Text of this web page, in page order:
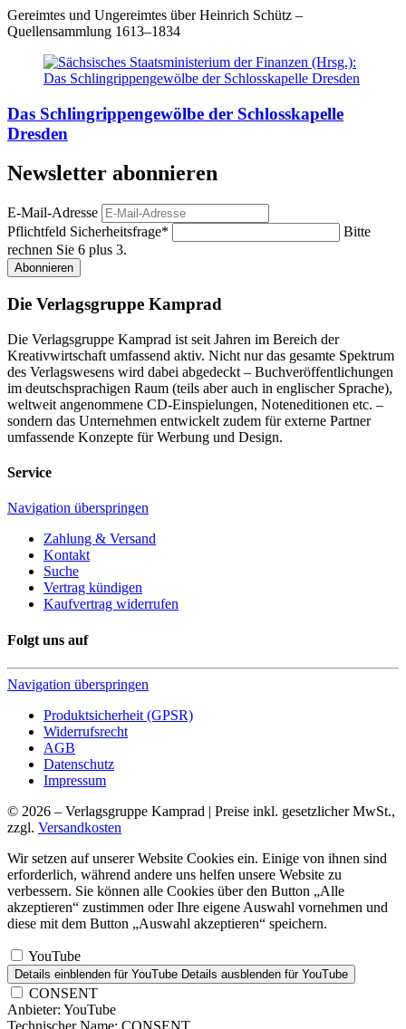
Gereimtes und Ungereimtes über Heinrich Schütz –
Quellensammlung 1613–1834
Das Schlingrippengewölbe der Schlosskapelle
Dresden
Newsletter abonnieren
E-Mail-Adresse
Pflichtfeld Sicherheitsfrage*
Bitte
rechnen Sie 6 plus 3.
Abonnieren
Die Verlagsgruppe Kamprad
Die Verlagsgruppe Kamprad ist seit Jahren im Bereich der
Kreativwirtschaft umfassend aktiv. Nicht nur das gesamte Spektrum
des Verlagswesens wird dabei abgedeckt – Buchveröffentlichungen
im deutschsprachigen Raum (teils aber auch in englischer Sprache),
weltweit angenommene CD-Einspielungen, Noteneditionen etc. –
sondern das Unternehmen entwickelt zudem für externe Partner
umfassende Konzepte für Werbung und Design.
Service
Navigation überspringen
Zahlung & Versand
Kontakt
Suche
Vertrag kündigen
Kaufvertrag widerrufen
Folgt uns auf
Navigation überspringen
Produktsicherheit (GPSR)
Widerrufsrecht
AGB
Datenschutz
Impressum
© 2026 – Verlagsgruppe Kamprad | Preise inkl. gesetzlicher MwSt.,
zzgl. Versandkosten
Wir setzen auf unserer Website Cookies ein. Einige von ihnen sind
erforderlich, während andere uns helfen unsere Website zu
verbessern. Sie können alle Cookies über den Button „Alle
akzeptieren“ zustimmen oder Ihre eigene Auswahl vornehmen und
diese mit dem Button „Auswahl akzeptieren“ speichern.
YouTube
Details einblenden für YouTube Details ausblenden für YouTube
CONSENT
Anbieter: YouTube
Technischer Name: CONSENT